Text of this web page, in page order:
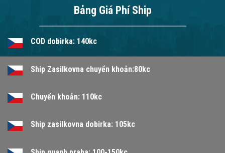
Bảng Giá Phí Ship
COD dobirka: 140kc
Ship Zasilkovna chuyển khoản:80kc
Chuyển khoản: 110kc
Ship zasilkovna dobirka: 105kc